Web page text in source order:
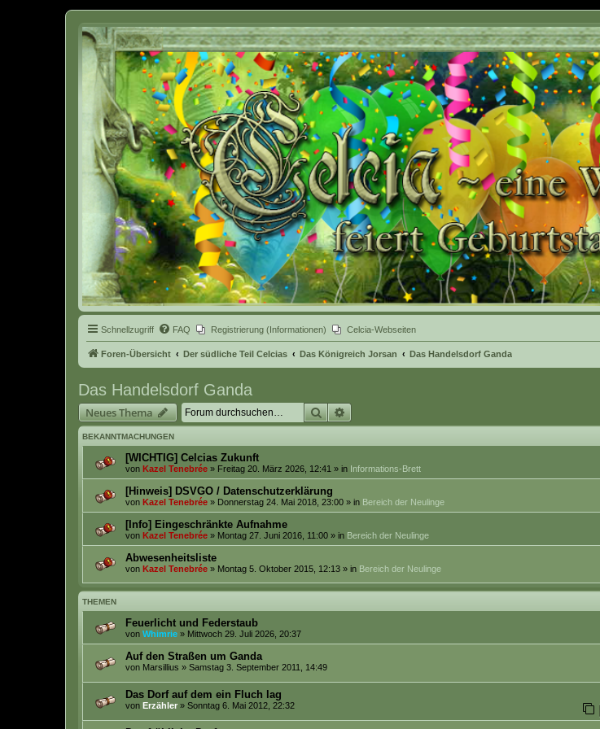
Celcia - eine Welt der Fantasy
Schnellzugriff FAQ Registrierung (Informationen) Celcia-Webseiten
Foren-Übersicht Der südliche Teil Celcias Das Königreich Jorsan Das Handelsdorf Ganda
Das Handelsdorf Ganda
Neues Thema SucheErweiterte Suche
BEKANNTMACHUNGEN
[WICHTIG] Celcias Zukunft
von Kazel Tenebrée » Freitag 20. März 2026, 12:41 » in Informations-Brett
[Hinweis] DSVGO / Datenschutzerklärung
von Kazel Tenebrée » Donnerstag 24. Mai 2018, 23:00 » in Bereich der Neulinge
[Info] Eingeschränkte Aufnahme
von Kazel Tenebrée » Montag 27. Juni 2016, 11:00 » in Bereich der Neulinge
Abwesenheitsliste
von Kazel Tenebrée » Montag 5. Oktober 2015, 12:13 » in Bereich der Neulinge
THEMEN
Feuerlicht und Federstaub
von Whimrie » Mittwoch 29. Juli 2026, 20:37
Auf den Straßen um Ganda
von Marsillius » Samstag 3. September 2011, 14:49
Das Dorf auf dem ein Fluch lag
von Erzähler » Sonntag 6. Mai 2012, 22:32